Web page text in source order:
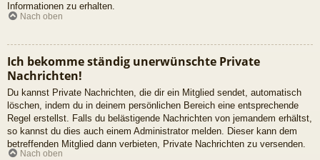
Informationen zu erhalten.
Nach oben
Ich bekomme ständig unerwünschte Private
Nachrichten!
Du kannst Private Nachrichten, die dir ein Mitglied sendet, automatisch
löschen, indem du in deinem persönlichen Bereich eine entsprechende
Regel erstellst. Falls du belästigende Nachrichten von jemandem erhältst,
so kannst du dies auch einem Administrator melden. Dieser kann dem
betreffenden Mitglied dann verbieten, Private Nachrichten zu versenden.
Nach oben